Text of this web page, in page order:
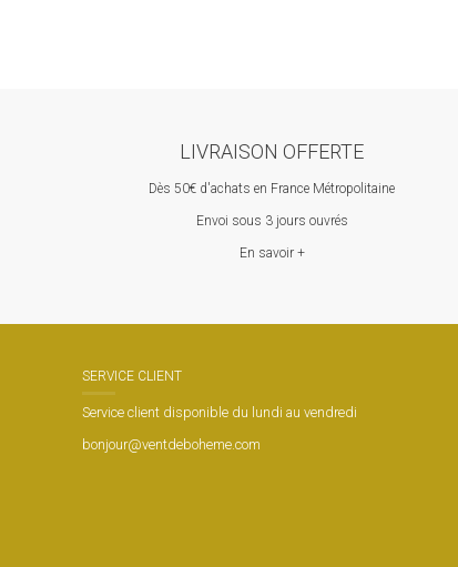
LIVRAISON OFFERTE
Dès 50€ d'achats en France Métropolitaine
Envoi sous 3 jours ouvrés
En savoir +
SERVICE CLIENT
Service client disponible du lundi au vendredi
bonjour@ventdeboheme.com